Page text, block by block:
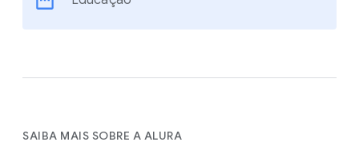
SAIBA MAIS SOBRE A ALURA